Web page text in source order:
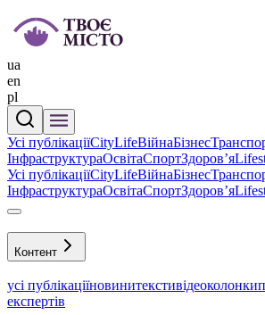
ua
en
pl
Усі публікаціїCityLifeВійнаБізнес
ІнфраструктураОсвітаСпортЗдоровʼя
Усі публікаціїCityLifeВійнаБізнес
ІнфраструктураОсвітаСпортЗдоровʼя
Контент
усі публікаціїновинитекстивідеоколонки
експертів